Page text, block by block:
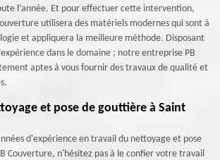
l’année. Et pour effectuer cette intervention,
utilisera des matériels modernes qui sont à
et appliquera la meilleure méthode. Disposant
dans le domaine ; notre entreprise PB
aptes à vous fournir des travaux de qualité et
et pose de gouttière à Saint
d'expérience en travail du nettoyage et pose
Couverture, n'hésitez pas à le confier votre travail